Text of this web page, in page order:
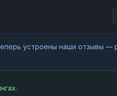
устроены наши отзывы —